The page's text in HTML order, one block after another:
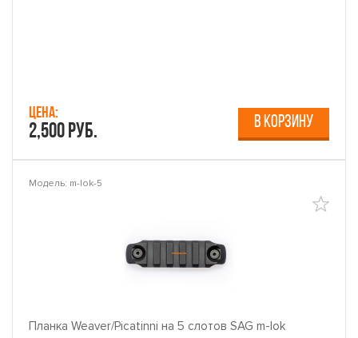
Цена:
2,500 руб. В КОРЗИНУ
Модель: m-lok-5
Планка Weaver/Picatinni на 5 слотов SAG m-lok